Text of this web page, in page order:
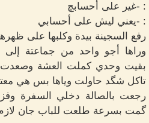
: -غير على أحسابچ
: -يعني ليش على أحسابي
رفع السجينة بيدة وكلبها على
وراها أجو واحد من جماعتة إلى
بقيت وحدي كملت العشة وصعدت
تاكل شگد حاولت وياها بس هي
رجعت بالصالة دخلي السفرة
گمت بسرعة طلعت للباب جان